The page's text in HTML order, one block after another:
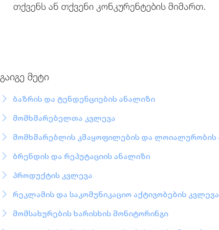
თქვენს ან თქვენი კონკურენტების მიმართ.
გაიგე მეტი
ბაზრის და ტენდენციების ანალიზი
მომხმარებელთა კვლევა
მომხმარებლის კმაყოფილების და ლოიალურობის
ბრენდის და რეპუტაციის ანალიზი
პროდუქტის კვლევა
რეკლამის და საკომუნიკაციო აქტივობების კვლევა
მომსახურების ხარისხის მონიტორინგი